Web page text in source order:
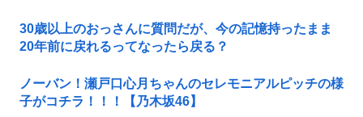
30歳以上のおっさんに質問だが、今の記憶持ったまま
20年前に戻れるってなったら戻る？
ノーバン！瀬戸口心月ちゃんのセレモニアルピッチの様
子がコチラ！！！【乃木坂46】